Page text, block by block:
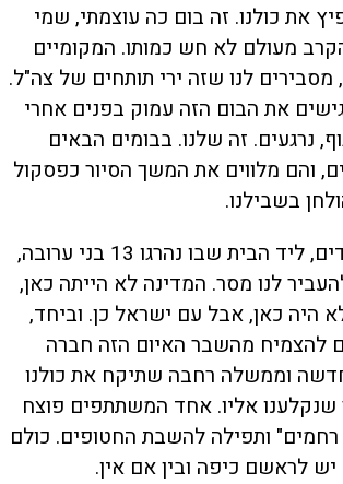
את כולנו. זה בום כה עוצמתי, שמי
מעולם לא חש כמותו. המקומיים
לנו שזה ירי תותחים של צה"ל.
את הבום הזה עמוק בפנים אחרי
נרגעים. זה שלנו. בבומים הבאים
והם מלווים את המשך הסיור כפסקול
בשבילנו.
לפני שאנחנו נפרדים, ליד הבית שבו נהרגו 13 בני ערובה,
לנו מסר. המדינה לא הייתה כאן,
היה כאן, אבל עם ישראל כן. וביחד,
להצמיח מהשבר האיום הזה חברה
וממשלה רחבה שתיקח את כולנו
שנקלענו אליו. אחד המשתתפים פוצח
ותפילה להשבת החטופים. כולם
יש לראשם כיפה ובין אם אין.